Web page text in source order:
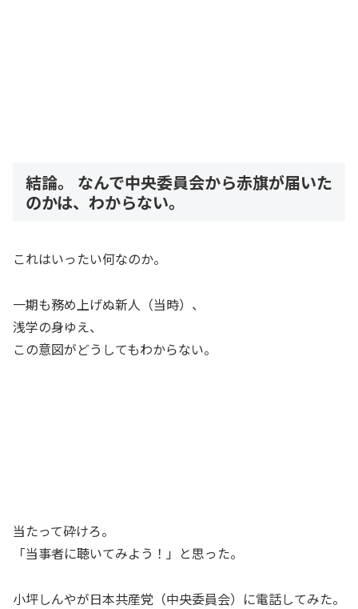
結論。 なんで中央委員会から赤旗が届いた
のかは、わからない。
これはいったい何なのか。
一期も務め上げぬ新人（当時）、
浅学の身ゆえ、
この意図がどうしてもわからない。
当たって砕けろ。
「当事者に聴いてみよう！」と思った。
小坪しんやが日本共産党（中央委員会）に電話してみた。